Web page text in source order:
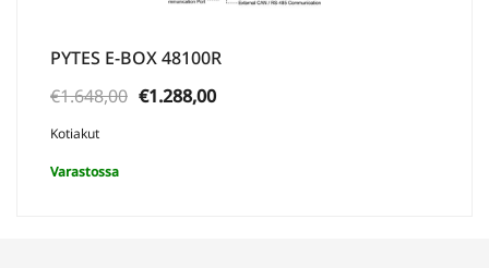
PYTES E-BOX 48100R
€1.648,00 Alkuperäinen
€1.288,00Nykyinen
Kotiakut
Varastossa